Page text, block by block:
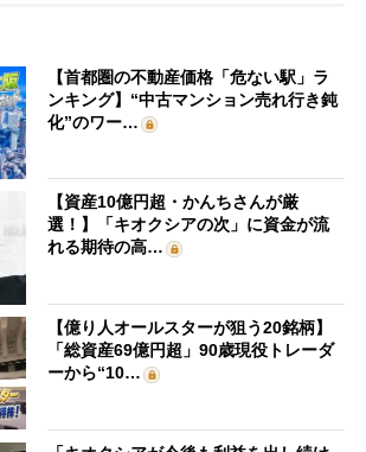
【首都圏の不動産価格「危ない駅」ラ
ンキング】“中古マンション売れ行き鈍
化”のワー…
【資産10億円超・かんちさんが厳
選！】「キオクシアの次」に資金が流
れる期待の高…
【億り人オールスターが狙う20銘柄】
「総資産69億円超」90歳現役トレーダ
ーから“10…